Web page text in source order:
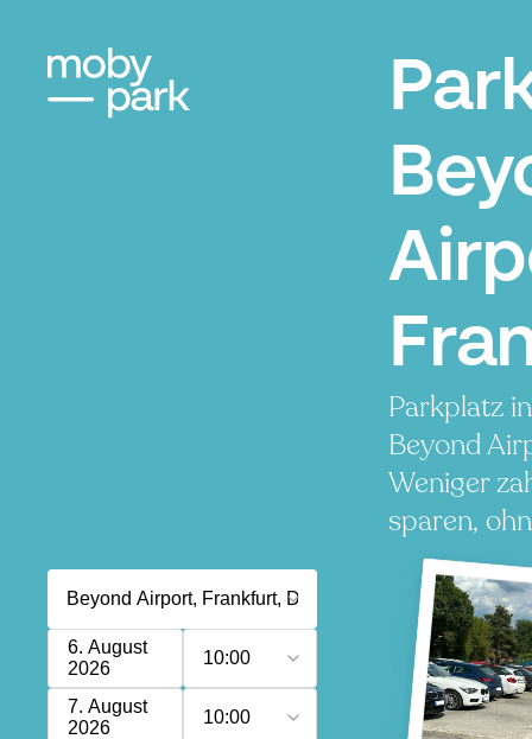
Parkplatz
Beyond
Weniger
sparen,
6. August
2026
10:00
7. August
2026
10:00